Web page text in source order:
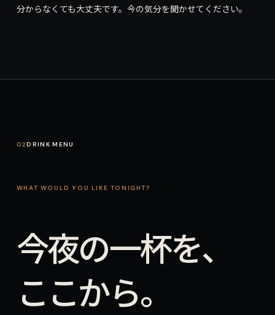
分からなくても大丈夫です。今の気分を聞かせてください。
02DRINK MENU
WHAT WOULD YOU LIKE TONIGHT?
今夜の一杯を、
ここから。